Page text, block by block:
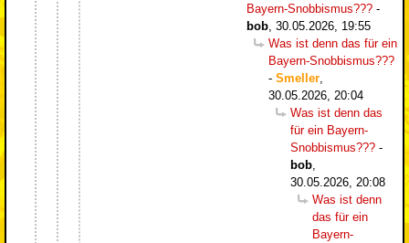
Bayern-Snobbismus??? -
bob 30.05.2026, 19:55
Was ist denn das für ein
Bayern-Snobbismus???
- Smeller
30.05.2026, 20:04
Was ist denn das
für ein Bayern-
Snobbismus??? -
bob
30.05.2026, 20:08
Was ist denn
das für ein
Bayern-